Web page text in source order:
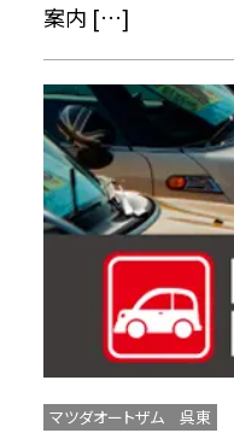
案内 […]
マツダオートザム 呉東